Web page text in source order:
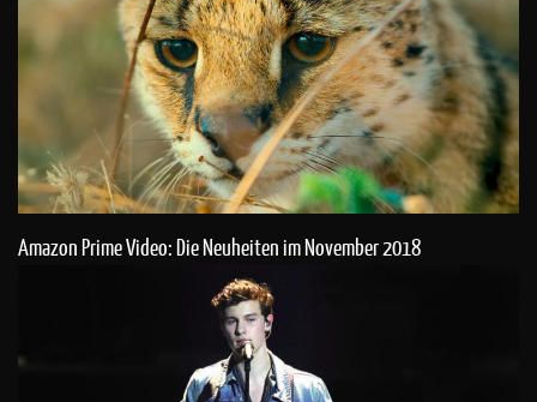
Amazon Prime Video: Die Neuheiten im November 2018